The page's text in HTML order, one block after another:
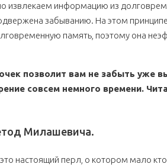
извлекаем информацию из
забыванию. На этом
память, поэтому она
позволит вам не забыть уже
совсем немного времени.
Милашевича.
настоящий перл, о котором мало